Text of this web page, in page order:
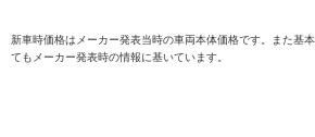
新車時価格はメーカー発表当時の車両本体価格です。また基
てもメーカー発表時の情報に基いています。